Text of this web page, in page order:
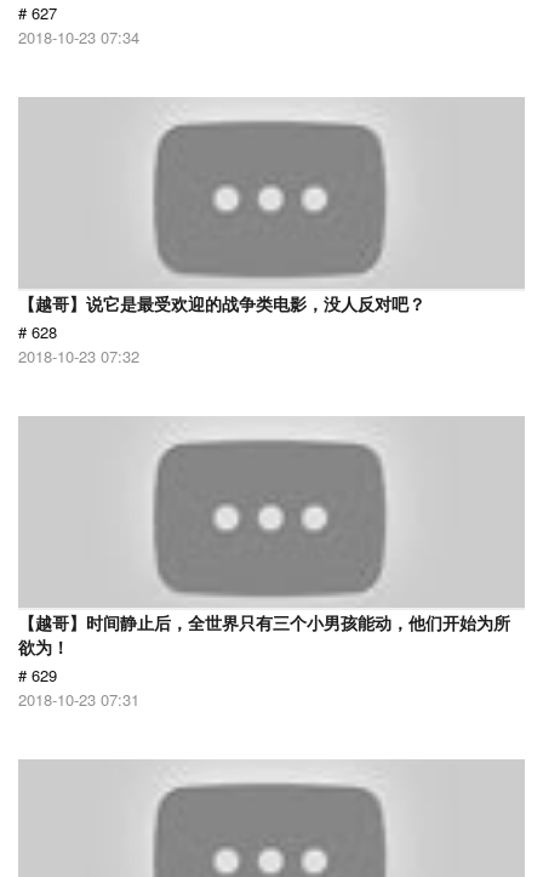
# 627
2018-10-23 07:34
【越哥】说它是最受欢迎的战争类电影，没人反对吧？
# 628
2018-10-23 07:32
【越哥】时间静止后，全世界只有三个小男孩能动，他们开始为所
欲为！
# 629
2018-10-23 07:31